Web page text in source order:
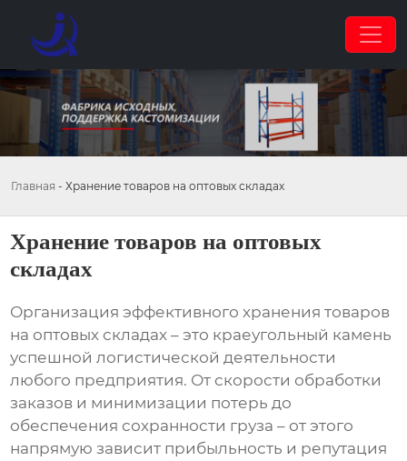
Главная - Хранение товаров на оптовых складах
Хранение товаров на оптовых
складах
Организация эффективногохранения товаров
на оптовых складах – это краеугольный камень
успешной логистической деятельности
любого предприятия. От скорости обработки
заказов и минимизации потерь до
обеспечения сохранности груза – от этого
напрямую зависит прибыльность и репутация